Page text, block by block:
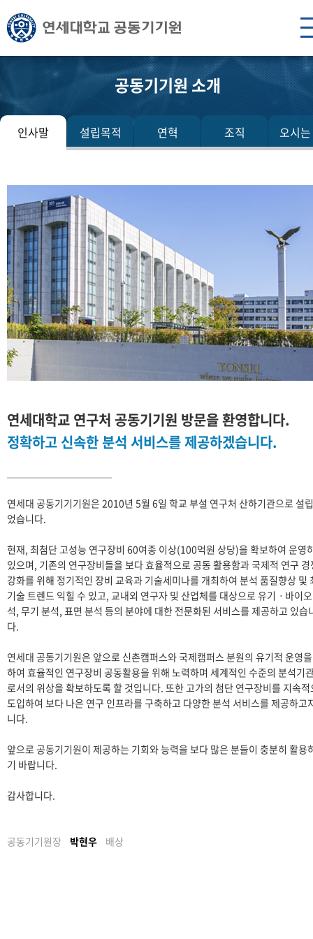
공동기기원 소개
인사말 설립목적 연혁 조직 오시
연세대학교 연구처 공동기기원 방문을 환영합니다.
정확하고 신속한 분석 서비스를 제공하겠습니다.
연세대 공동기기기원은 2010년 5월 6일 학교 부설 연구처 산하기관으로 설
었습니다.
현재, 최첨단 고성능 연구장비 60여종 이상(100억원 상당)을 확보하여 운영
있으며, 기존의 연구장비들을 보다 효율적으로 공동 활용함과 국제적 연구 경
강화를 위해 정기적인 장비 교육과 기술세미나를 개최하여 분석 품질향상 및
기술 트렌드 익힐 수 있고, 교내외 연구자 및 산업체를 대상으로 유기ㆍ바이
석, 무기 분석, 표면 분석 등의 분야에 대한 전문화된 서비스를 제공하고 있습
다.
연세대 공동기기원은 앞으로 신촌캠퍼스와 국제캠퍼스 분원의 유기적 운영
하여 효율적인 연구장비 공동활용을 위해 노력하며 세계적인 수준의 분석기
로서의 위상을 확보하도록 할 것입니다. 또한 고가의 첨단 연구장비를 지속적
도입하여 보다 나은 연구 인프라를 구축하고 다양한 분석 서비스를 제공하고
니다.
앞으로 공동기기원이 제공하는 기회와 능력을 보다 많은 분들이 충분히 활용
기 바랍니다.
감사합니다.
공동기기원장 박현우 배상